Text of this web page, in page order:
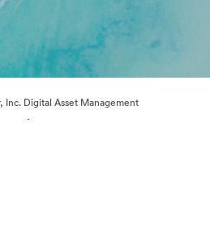
Inc. Digital Asset Management
·